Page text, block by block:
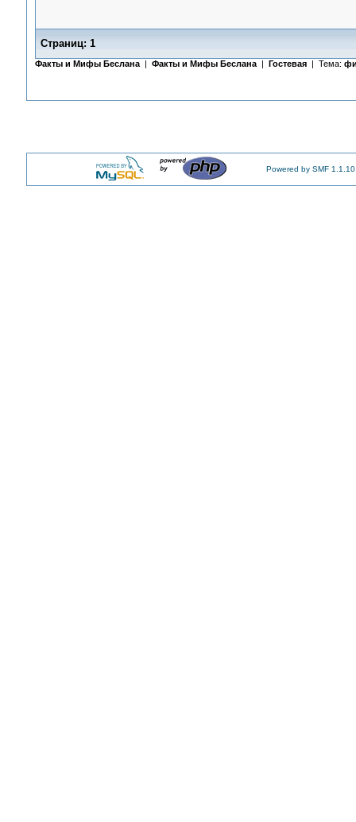
Страниц: 1
Факты и Мифы Беслана| Факты и Мифы Беслана| Гостевая | Тема:
Powered by SMF 1.1.10